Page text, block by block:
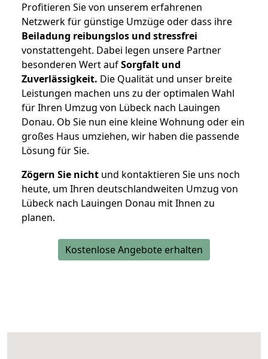
Profitieren Sie von unserem erfahrenen
Netzwerk für günstige Umzüge oder dass ihre
Beiladung reibungslos und stressfrei
vonstattengeht. Dabei legen unsere Partner
besonderen Wert aufSorgfalt und
Zuverlässigkeit. Die Qualität und unser breite
Leistungen machen uns zu der optimalen Wahl
für Ihren Umzug von Lübeck nach Lauingen
Donau. Ob Sie nun eine kleine Wohnung oder ein
großes Haus umziehen, wir haben die passende
Lösung für Sie.
Zögern Sie nicht und kontaktieren Sie uns noch
heute, um Ihren deutschlandweiten Umzug von
Lübeck nach Lauingen Donau mit Ihnen zu
planen.
Kostenlose Angebote erhalten